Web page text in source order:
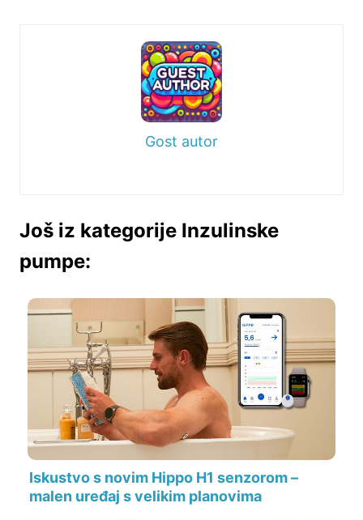
Gost autor
Još iz kategorije Inzulinske
pumpe:
Iskustvo s novim Hippo H1 senzorom –
malen uređaj s velikim planovima